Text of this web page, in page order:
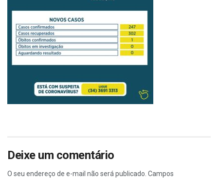
Deixe um comentário
O seu endereço de e-mail não será publicado. Campos